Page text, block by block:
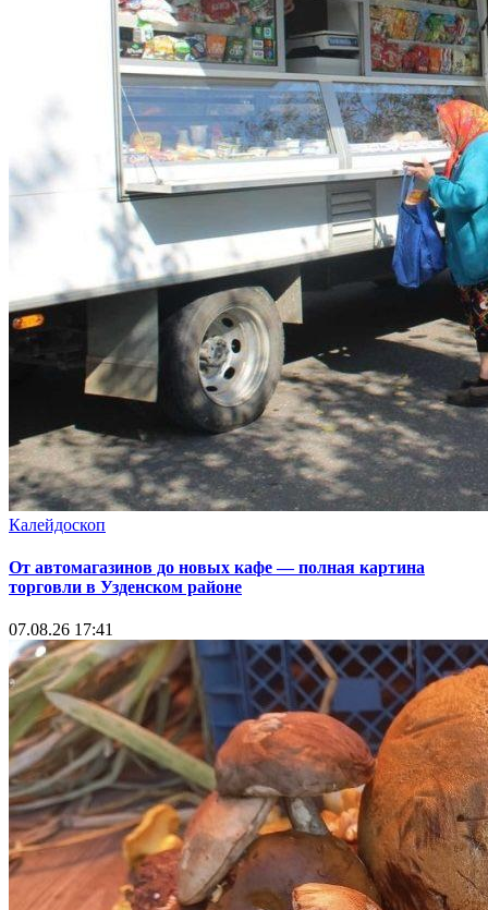
Калейдоскоп
От автомагазинов до новых кафе — полная картина
торговли в Узденском районе
07.08.26 17:41